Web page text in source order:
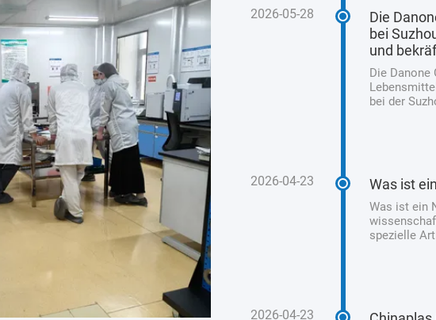
2026-05-28
Die
bei
und
Die Danone
bei der
2026-04-23 Was ist
Was ist ein
spezielle
2026-04-23